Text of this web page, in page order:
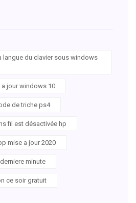
langue du clavier sous windows
jour windows 10
de triche ps4
fil est désactivée hp
mise a jour 2020
minute
ce soir gratuit